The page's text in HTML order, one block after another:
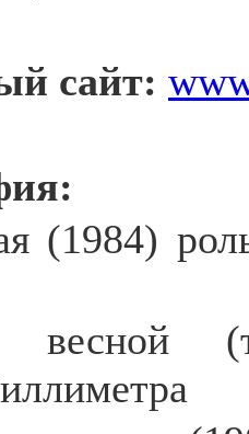
сайт:
(1984)
весной